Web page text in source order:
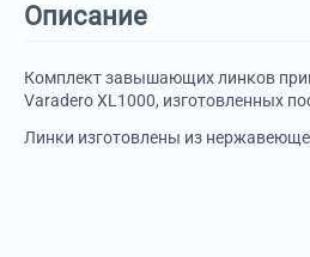
Описание
Комплект завышающих линков
Varadero XL1000, изготовленных
Линки изготовлены из